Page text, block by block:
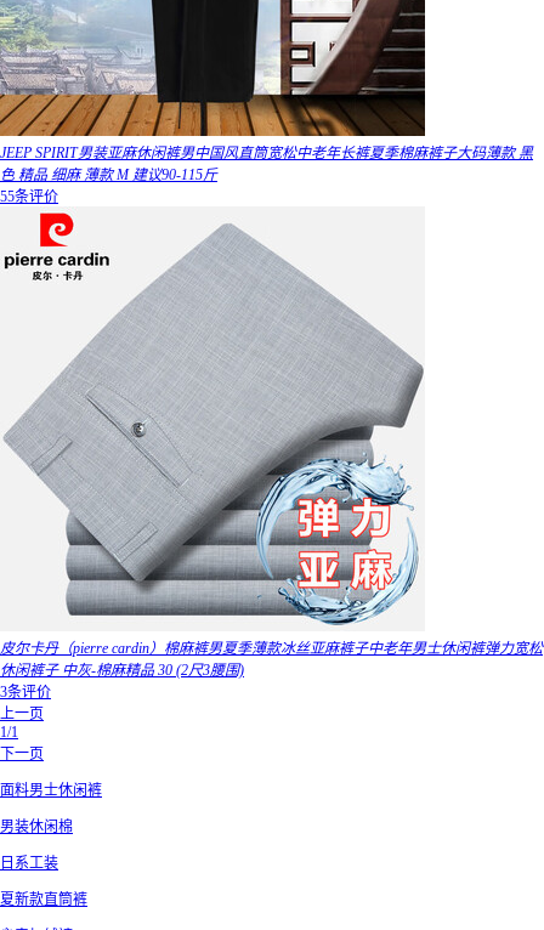
JEEP SPIRIT男装亚麻休闲裤男中国风直筒宽松中老年长裤夏季棉麻裤子大码薄款 黑
色 精品 细麻 薄款 M 建议90-115斤
55条评价
皮尔卡丹（pierre cardin）棉麻裤男夏季薄款冰丝亚麻裤子中老年男士休闲裤弹力宽松
休闲裤子 中灰-棉麻精品 30 (2尺3腰围)
3条评价
上一页
1/1
下一页
面料男士休闲裤
男装休闲棉
日系工装
夏新款直筒裤